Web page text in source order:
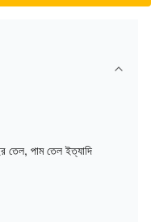
তেল, পাম তেল ইত্যাদি